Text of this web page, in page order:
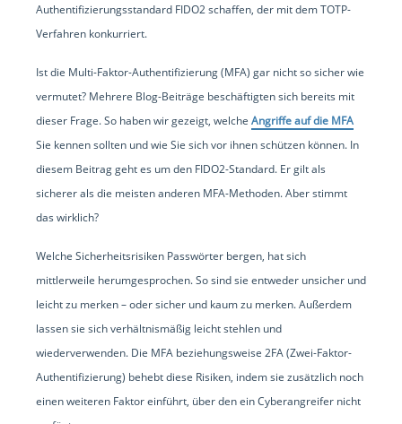
Authentifizierungsstandard FIDO2 schaffen, der mit dem TOTP-
Verfahren konkurriert.
Ist die Multi-Faktor-Authentifizierung (MFA) gar nicht so sicher wie
vermutet? Mehrere Blog-Beiträge beschäftigten sich bereits mit
dieser Frage. So haben wir gezeigt, welche Angriffe auf die MFA
Sie kennen sollten und wie Sie sich vor ihnen schützen können. In
diesem Beitrag geht es um den FIDO2-Standard. Er gilt als
sicherer als die meisten anderen MFA-Methoden. Aber stimmt
das wirklich?
Welche Sicherheitsrisiken Passwörter bergen, hat sich
mittlerweile herumgesprochen. So sind sie entweder unsicher und
leicht zu merken – oder sicher und kaum zu merken. Außerdem
lassen sie sich verhältnismäßig leicht stehlen und
wiederverwenden. Die MFA beziehungsweise 2FA (Zwei-Faktor-
Authentifizierung) behebt diese Risiken, indem sie zusätzlich noch
einen weiteren Faktor einführt, über den ein Cyberangreifer nicht